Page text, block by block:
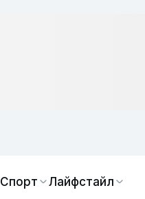
Спорт Лайфстайл